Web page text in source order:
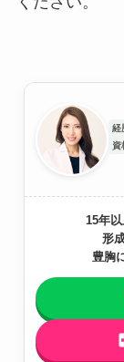
経
資
15年
形
豊胸